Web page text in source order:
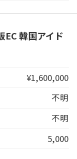
EC 韓国アイド
¥1,600,000
不明
不明
5,000